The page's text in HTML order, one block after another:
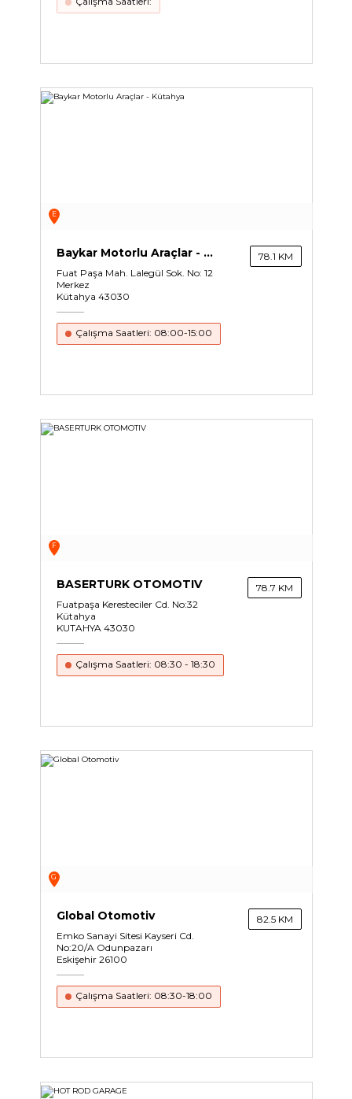
E
Baykar Motorlu Araçlar - Kütahya
Fuat Paşa Mah. Lalegül Sok. No: 12
Merkez
Kütahya 43030
78.1 KM
Çalışma Saatleri: 08:00-15:00
F
BASERTURK OTOMOTIV
Fuatpaşa Keresteciler Cd. No:32
Kütahya
KUTAHYA 43030
78.7 KM
Çalışma Saatleri: 08:30 - 18:30
G
Global Otomotiv
Emko Sanayi Sitesi Kayseri Cd.
No:20/A Odunpazarı
Eskişehir 26100
82.5 KM
Çalışma Saatleri: 08:30-18:00